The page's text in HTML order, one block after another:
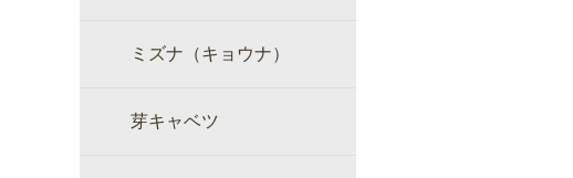
ミズナ（キョウナ）
芽キャベツ